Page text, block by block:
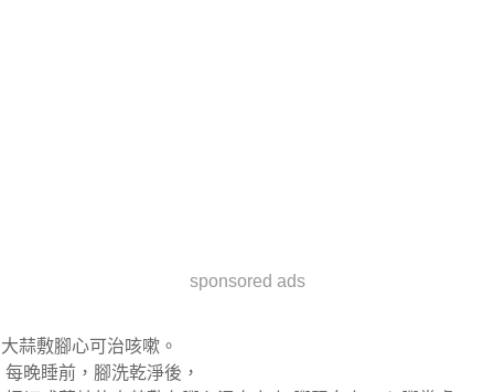
sponsored ads
大蒜敷腳心可治咳嗽。
每晚睡前，腳洗乾淨後，